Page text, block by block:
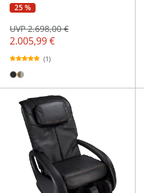
25 %
2.005,99 €
UVP 2.698,00 €
(1)